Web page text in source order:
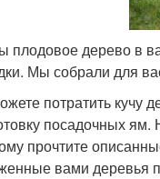
плодовое дерево в
Мы собрали для
потратить кучу
посадочных
прочтите
вами деревья